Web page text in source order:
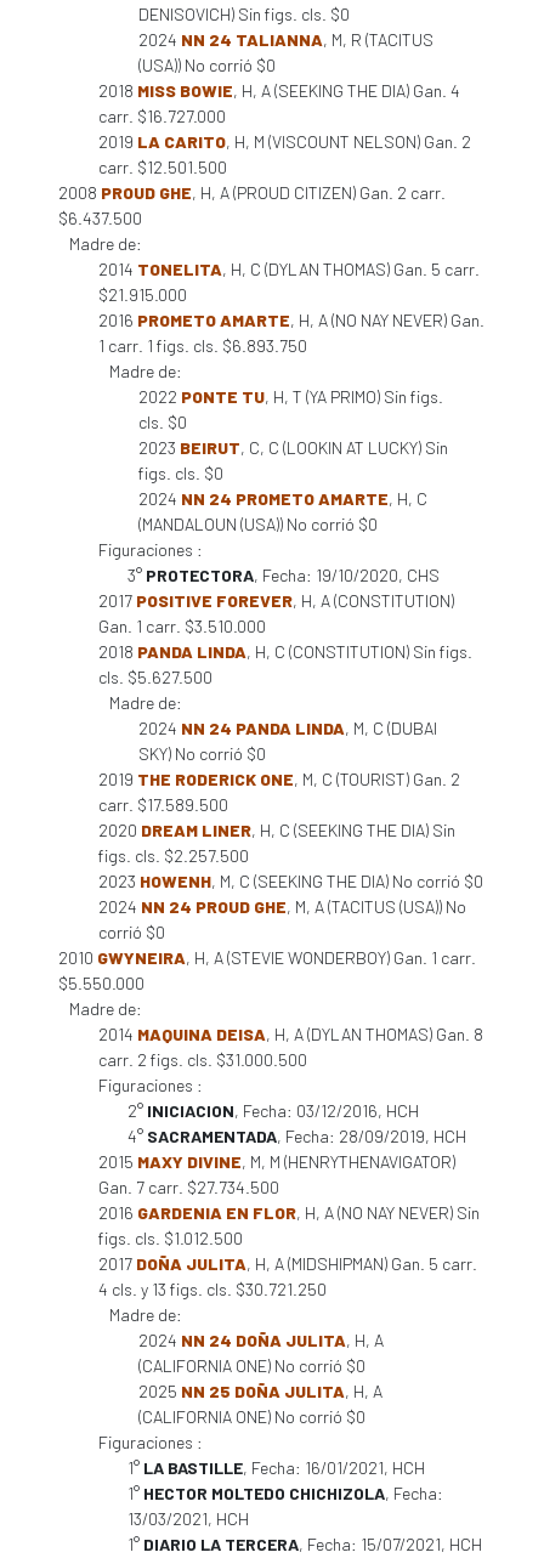
DENISOVICH) Sin figs. cls. $0
2024 NN 24 TALIANNA, M, R (TACITUS
(USA)) No corrió $0
2018 MISS BOWIE, H, A (SEEKING THE DIA) Gan. 4
carr. $16.727.000
2019 LA CARITO, H, M (VISCOUNT NELSON) Gan. 2
carr. $12.501.500
2008 PROUD GHE, H, A (PROUD CITIZEN) Gan. 2 carr.
$6.437.500
Madre de:
2014 TONELITA, H, C (DYLAN THOMAS) Gan. 5 carr.
$21.915.000
2016 PROMETO AMARTE, H, A (NO NAY NEVER) Gan.
1 carr. 1 figs. cls. $6.893.750
Madre de:
2022 PONTE TU, H, T (YA PRIMO) Sin figs.
cls. $0
2023 BEIRUT, C, C (LOOKIN AT LUCKY) Sin
figs. cls. $0
2024 NN 24 PROMETO AMARTE, H, C
(MANDALOUN (USA)) No corrió $0
Figuraciones :
3° PROTECTORA, Fecha: 19/10/2020, CHS
2017 POSITIVE FOREVER, H, A (CONSTITUTION)
Gan. 1 carr. $3.510.000
2018 PANDA LINDA, H, C (CONSTITUTION) Sin figs.
cls. $5.627.500
Madre de:
2024 NN 24 PANDA LINDA, M, C (DUBAI
SKY) No corrió $0
2019 THE RODERICK ONE, M, C (TOURIST) Gan. 2
carr. $17.589.500
2020 DREAM LINER, H, C (SEEKING THE DIA) Sin
figs. cls. $2.257.500
2023 HOWENH, M, C (SEEKING THE DIA) No corrió $0
2024 NN 24 PROUD GHE, M, A (TACITUS (USA)) No
corrió $0
2010 GWYNEIRA, H, A (STEVIE WONDERBOY) Gan. 1 carr.
$5.550.000
Madre de:
2014 MAQUINA DEISA, H, A (DYLAN THOMAS) Gan. 8
carr. 2 figs. cls. $31.000.500
Figuraciones :
2° INICIACION, Fecha: 03/12/2016, HCH
4° SACRAMENTADA, Fecha: 28/09/2019, HCH
2015 MAXY DIVINE, M, M (HENRYTHENAVIGATOR)
Gan. 7 carr. $27.734.500
2016 GARDENIA EN FLOR, H, A (NO NAY NEVER) Sin
figs. cls. $1.012.500
2017 DOÑA JULITA, H, A (MIDSHIPMAN) Gan. 5 carr.
4 cls. y 13 figs. cls. $30.721.250
Madre de:
2024 NN 24 DOÑA JULITA, H, A
(CALIFORNIA ONE) No corrió $0
2025 NN 25 DOÑA JULITA, H, A
(CALIFORNIA ONE) No corrió $0
Figuraciones :
1° LA BASTILLE, Fecha: 16/01/2021, HCH
1° HECTOR MOLTEDO CHICHIZOLA, Fecha:
13/03/2021, HCH
1° DIARIO LA TERCERA, Fecha: 15/07/2021, HCH